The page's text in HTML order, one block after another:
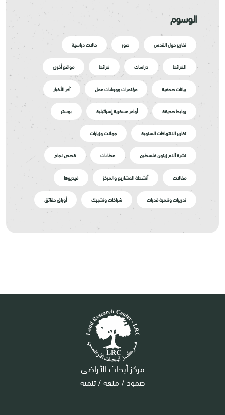
الوسوم
تقارير حول القدس صور حالات دراسية
الخرائط دراسات خرائط مواقع أخرى
بيانات صحفية مؤتمرات وورشات عمل آخر الأخبار
روابط صديقة أوامر عسكرية إسرائيلية بوستر
تقارير الانتهاكات السنوية جولات وزيارات
نشرة آلام زيتون فلسطين عطاءات قصص نجاح
مقالات أنشطة المشاريع والمركز فيديوها
تدريبات وتنمية قدرات شراكات وتشبيك أوراق حقائق
مركز أبحاث الأراضي
صمود / منعة / تنمية